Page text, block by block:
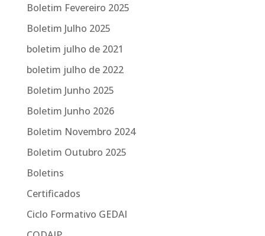
Boletim Fevereiro 2025
Boletim Julho 2025
boletim julho de 2021
boletim julho de 2022
Boletim Junho 2025
Boletim Junho 2026
Boletim Novembro 2024
Boletim Outubro 2025
Boletins
Certificados
Ciclo Formativo GEDAI